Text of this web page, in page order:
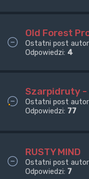
Old Forest
Ostatni post
Odpowiedzi: 4
Szarpidruty
Ostatni post
Odpowiedzi: 77
RUSTY MIND
Ostatni post
Odpowiedzi: 7